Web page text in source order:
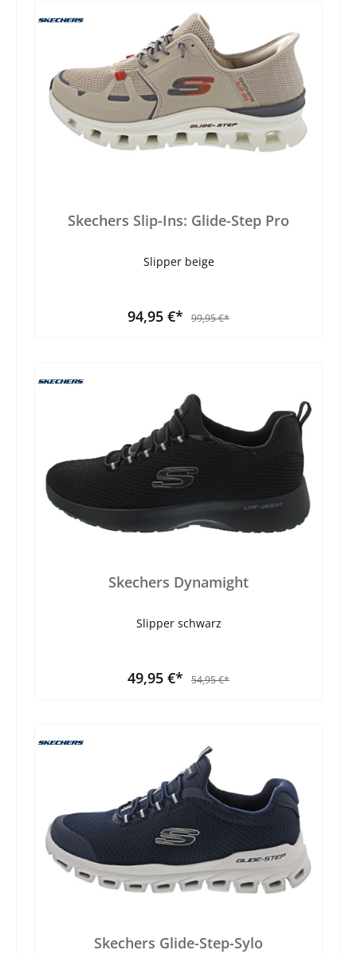
Skechers Slip-Ins: Glide-Step Pro
Slipper beige
94,95 €* 99,95 €*
Skechers Dynamight
Slipper schwarz
49,95 €* 54,95 €*
Skechers Glide-Step-Sylo